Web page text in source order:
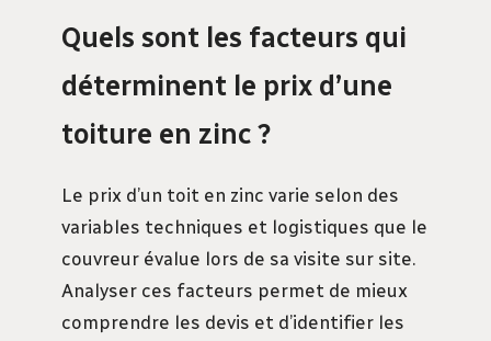
Quels sont les facteurs qui
déterminent le prix d’une
toiture en zinc ?
Le prix d’un toit en zinc varie selon des
variables techniques et logistiques que le
couvreur évalue lors de sa visite sur site.
Analyser ces facteurs permet de mieux
comprendre les devis et d’identifier les